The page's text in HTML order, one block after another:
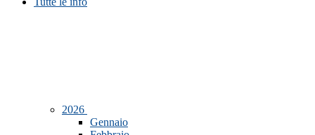
2026
Gennaio